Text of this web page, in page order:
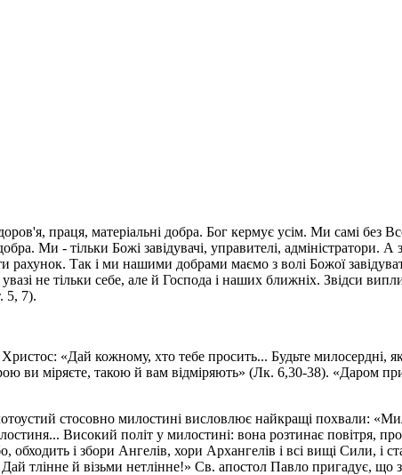
праця, матеріальні добра. Бог кермує усім. Ми самі без
Ми - тільки Божі завідувачі, управителі, адміністратори. А
рахунок. Так і ми нашими добрами маємо з волі Божої
не тільки себе, але й Господа і наших ближніх. Звідси
5, 7).
«Дай кожному, хто тебе просить... Будьте милосердні,
ви міряєте, такою й вам відміряють» (Лк. 6,30-38). «Даром
стосовно милостині висловлює найкращі похвали:
Високий політ у милостині: вона розтинає повітря,
і збори Ангелів, хори Архангелів і всі вищі Сили, і
тлінне й візьми нетлінне!» Св. апостол Павло пригадує, що